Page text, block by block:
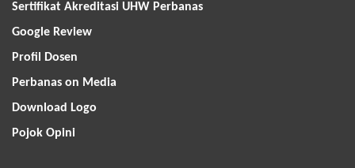
Sertifikat Akreditasi UHW Perbanas
Google Review
Profil Dosen
Perbanas on Media
Download Logo
Pojok Opini